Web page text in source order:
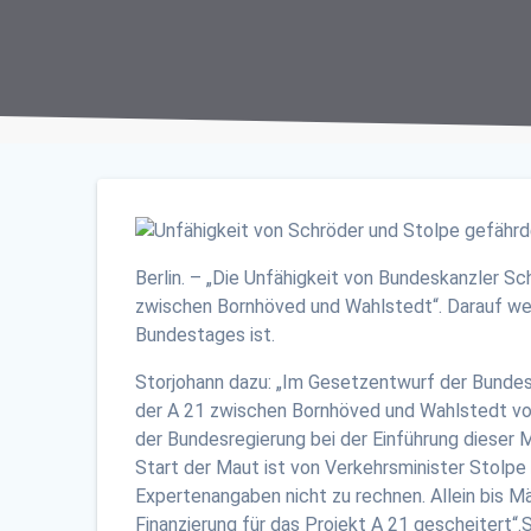
Berlin. – „Die Unfähigkeit von Bundeskanzler
zwischen Bornhöved und Wahlstedt“. Darauf
Bundestages ist.
Storjohann dazu: „Im Gesetzentwurf der
der A 21 zwischen Bornhöved und Wahlstedt
der Bundesregierung bei der Einführung
Start der Maut ist von Verkehrsminister
Expertenangaben nicht zu rechnen. Allein bis
Finanzierung für das Projekt A 21